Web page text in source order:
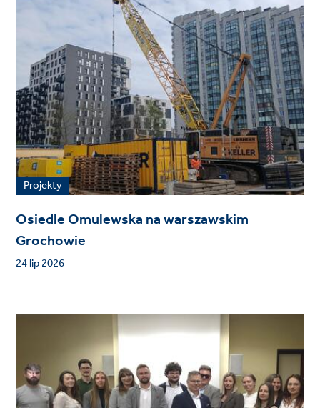
Projekty
Osiedle Omulewska na warszawskim
Grochowie
24 lip 2026